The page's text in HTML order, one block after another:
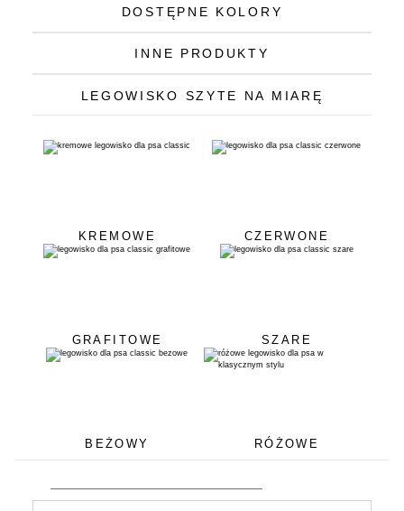
DOSTĘPNE KOLORY
INNE PRODUKTY
LEGOWISKO SZYTE NA MIARĘ
KREMOWE CZERWONE
GRAFITOWE SZARE
BEŻOWY RÓŻOWE